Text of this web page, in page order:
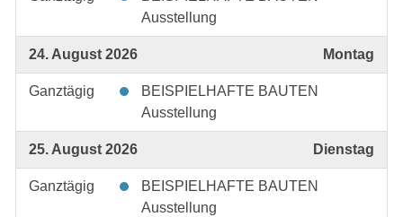
Ausstellung
24. August 2026 Montag
Ganztägig
BEISPIELHAFTE BAUTEN
Ausstellung
25. August 2026 Dienstag
Ganztägig
BEISPIELHAFTE BAUTEN
Ausstellung